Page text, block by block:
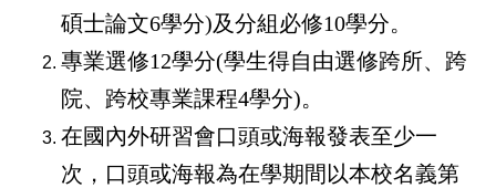
碩士論文6學分)及分組必修10學分。
專業選修12學分(學生得自由選修跨所、跨
院、跨校專業課程4學分)。
在國內外研習會口頭或海報發表至少一
次，口頭或海報為在學期間以本校名義第